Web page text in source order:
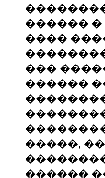
������
����
���
������
�����,
������